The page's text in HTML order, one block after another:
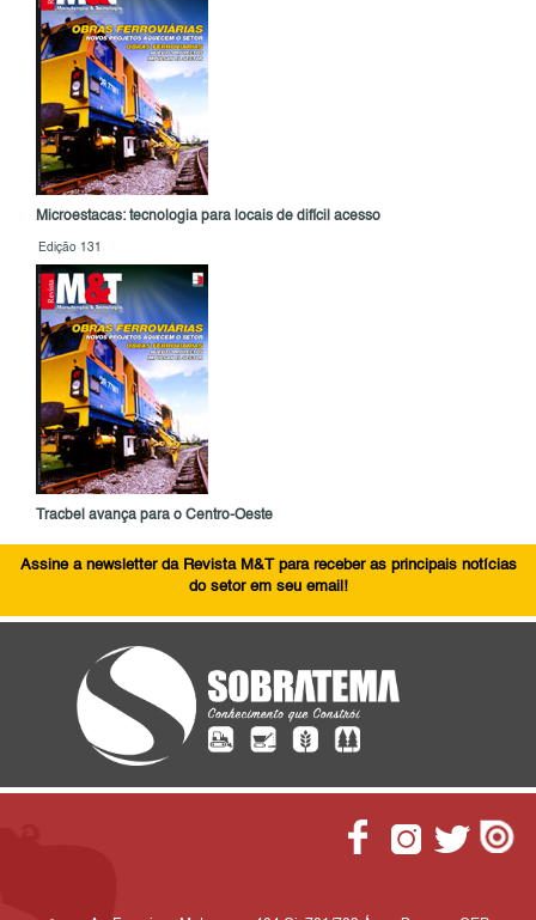
Microestacas: tecnologia para locais de difícil acesso
Edição 131
Tracbel avança para o Centro-Oeste
Assine a newsletter da Revista M&T para receber as principais notícias
do setor em seu email!